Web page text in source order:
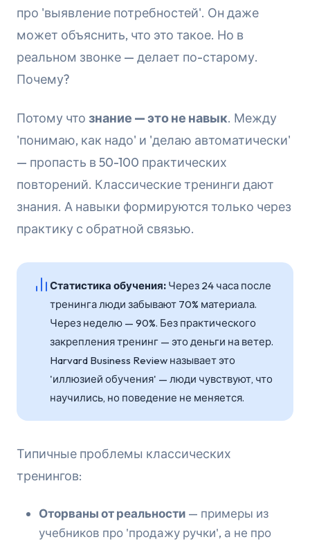
про 'выявление потребностей'. Он даже
может объяснить, что это такое. Но в
реальном звонке — делает по-старому.
Почему?
Потому что знание — это не навык. Между
'понимаю, как надо' и 'делаю автоматически'
— пропасть в 50-100 практических
повторений. Классические тренинги дают
знания. А навыки формируются только через
практику с обратной связью.
Статистика обучения: Через 24 часа после
тренинга люди забывают 70% материала.
Через неделю — 90%. Без практического
закрепления тренинг — это деньги на ветер.
Harvard Business Review называет это
'иллюзией обучения' — люди чувствуют, что
научились, но поведение не меняется.
Типичные проблемы классических
тренингов:
Оторваны от реальности — примеры из
учебников про 'продажу ручки', а не про